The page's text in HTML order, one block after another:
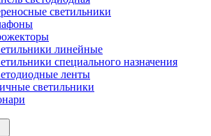
светильники
линейные
специального назначения
ленты
светильники